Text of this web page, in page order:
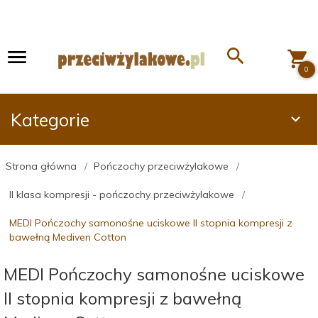
0
Kategorie
Strona główna Pończochy przeciwżylakowe
II klasa kompresji - pończochy przeciwżylakowe
MEDI Pończochy samonośne uciskowe II stopnia kompresji z
bawełną Mediven Cotton
MEDI Pończochy samonośne uciskowe
II stopnia kompresji z bawełną